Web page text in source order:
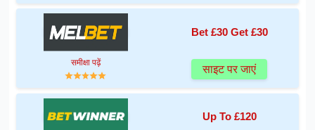
Bet £30 Get £30
समीक्षा पढ़ें
साइट पर जाएं
Up To £120